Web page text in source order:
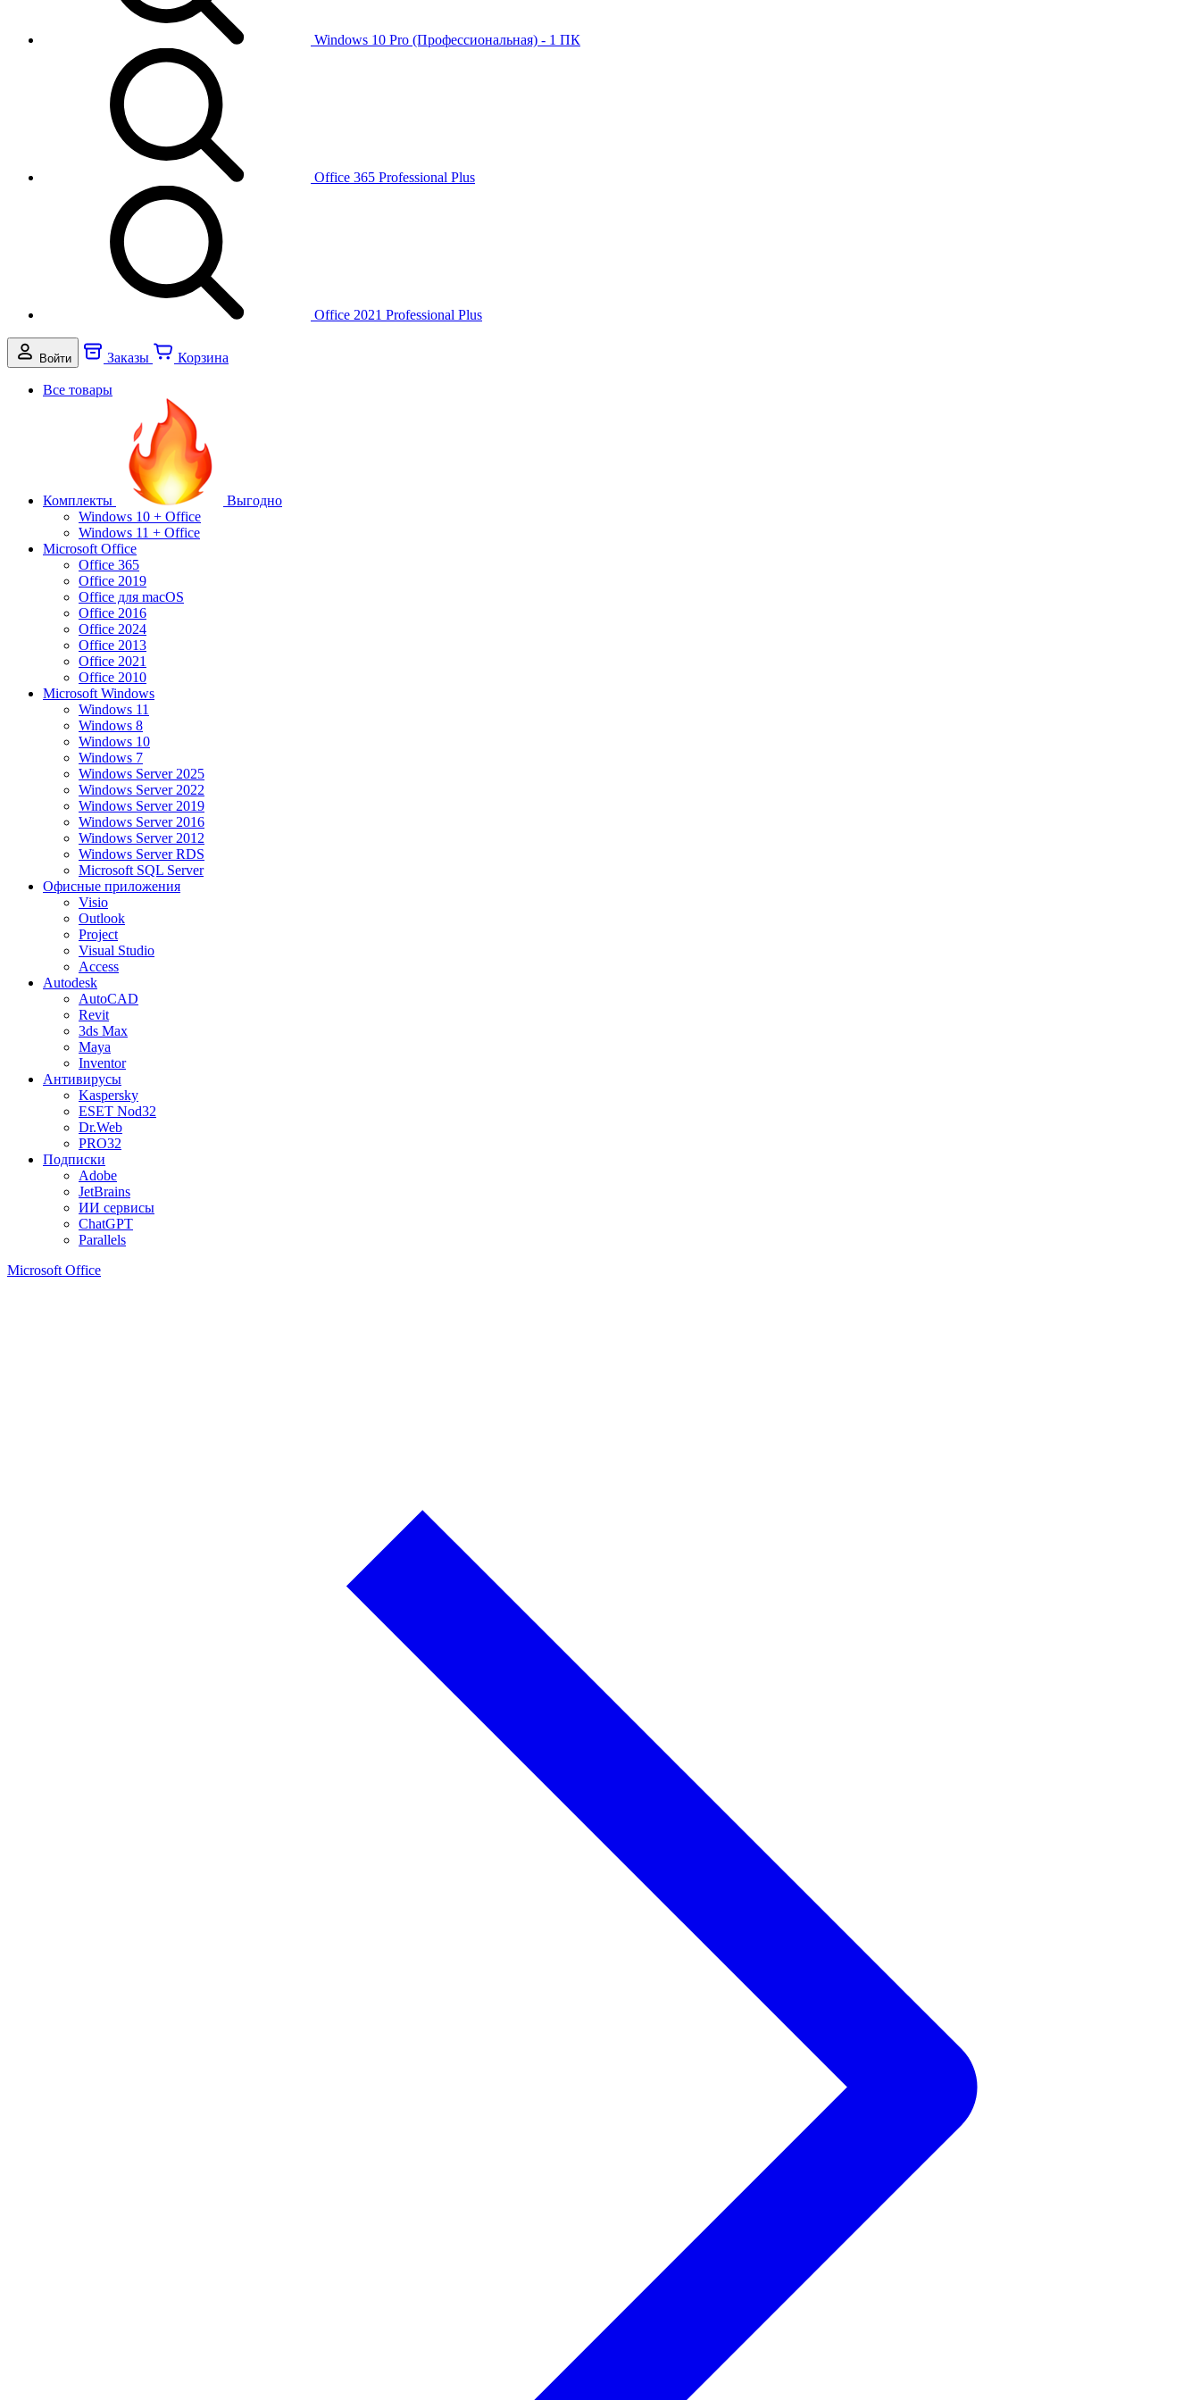
Windows 10 Pro (Профессиональная) - 1 ПК
Office 365 Professional Plus
Office 2021 Professional Plus
Войти Заказы Корзина
Все товары
Комплекты
Выгодно
Windows 10 + Office
Windows 11 + Office
Microsoft Office
Office 365
Office 2019
Office для macOS
Office 2016
Office 2024
Office 2013
Office 2021
Office 2010
Microsoft Windows
Windows 11
Windows 8
Windows 10
Windows 7
Windows Server 2025
Windows Server 2022
Windows Server 2019
Windows Server 2016
Windows Server 2012
Windows Server RDS
Microsoft SQL Server
Офисные приложения
Visio
Outlook
Project
Visual Studio
Access
Autodesk
AutoCAD
Revit
3ds Max
Maya
Inventor
Антивирусы
Kaspersky
ESET Nod32
Dr.Web
PRO32
Подписки
Adobe
JetBrains
ИИ сервисы
ChatGPT
Parallels
Microsoft Office